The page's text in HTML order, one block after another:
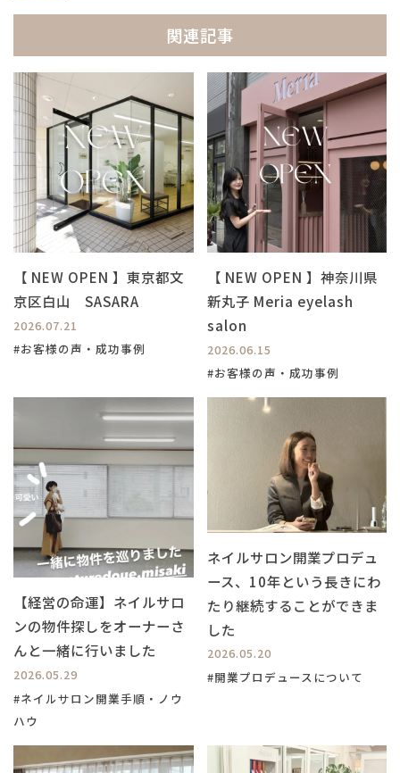
関連記事
【 NEW OPEN 】東京都文
京区白山 SASARA
2026.07.21
#お客様の声・成功事例
【 NEW OPEN 】神奈川県
新丸子 Meria eyelash
salon
2026.06.15
#お客様の声・成功事例
【経営の命運】ネイルサロ
ンの物件探しをオーナーさ
んと一緒に行いました
2026.05.29
#ネイルサロン開業手順・ノウ
ハウ
ネイルサロン開業プロデュ
ース、10年という長きにわ
たり継続することができま
した
2026.05.20
#開業プロデュースについて